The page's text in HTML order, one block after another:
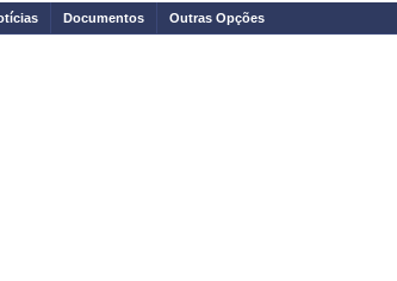
Documentos Outras Opções